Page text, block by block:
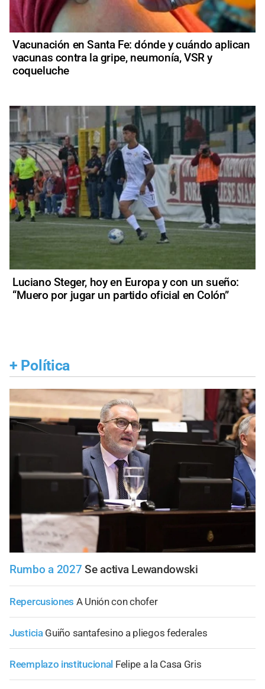
Vacunación en Santa Fe: dónde y cuándo aplican
vacunas contra la gripe, neumonía, VSR y
coqueluche
Luciano Steger, hoy en Europa y con un sueño:
“Muero por jugar un partido oficial en Colón”
+ Política
Rumbo a 2027 Se activa Lewandowski
Repercusiones A Unión con chofer
Justicia Guiño santafesino a pliegos federales
Reemplazo institucional Felipe a la Casa Gris